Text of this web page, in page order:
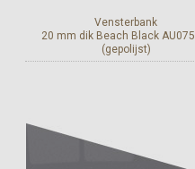
Vensterbank
20 mm dik Beach Black AU075
(gepolijst)